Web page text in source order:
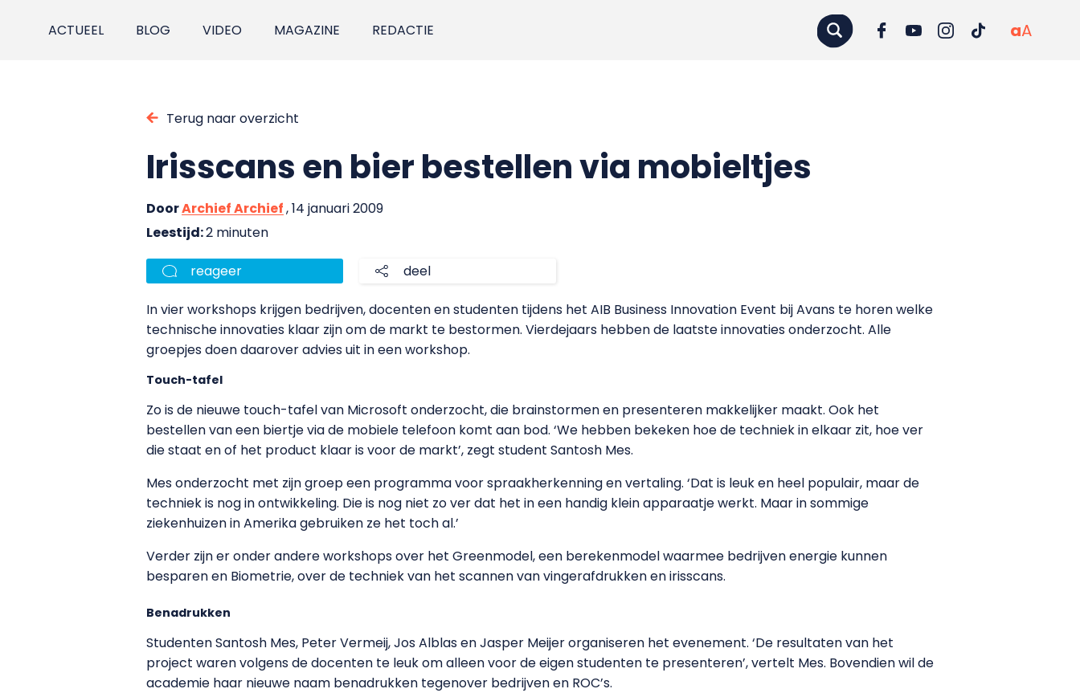
ACTUEEL BLOG VIDEO MAGAZINE REDACTIE aA
Terug naar overzicht
Irisscans en bier bestellen via mobieltjes
DoorArchief Archief, 14 januari 2009
Leestijd:2 minuten
reageer deel
In vier workshops krijgen bedrijven, docenten en studenten tijdens het AIB Business Innovation Event bij Avans te horen welke
technische innovaties klaar zijn om de markt te bestormen. Vierdejaars hebben de laatste innovaties onderzocht. Alle
groepjes doen daarover advies uit in een workshop.
Touch-tafel
Zo is de nieuwe touch-tafel van Microsoft onderzocht, die brainstormen en presenteren makkelijker maakt. Ook het
bestellen van een biertje via de mobiele telefoon komt aan bod. ‘We hebben bekeken hoe de techniek in elkaar zit, hoe ver
die staat en of het product klaar is voor de markt’, zegt student Santosh Mes.
Mes onderzocht met zijn groep een programma voor spraakherkenning en vertaling. ‘Dat is leuk en heel populair, maar de
techniek is nog in ontwikkeling. Die is nog niet zo ver dat het in een handig klein apparaatje werkt. Maar in sommige
ziekenhuizen in Amerika gebruiken ze het toch al.’
Verder zijn er onder andere workshops over het Greenmodel, een berekenmodel waarmee bedrijven energie kunnen
besparen en Biometrie, over de techniek van het scannen van vingerafdrukken en irisscans.
Benadrukken
Studenten Santosh Mes, Peter Vermeij, Jos Alblas en Jasper Meijer organiseren het evenement. ‘De resultaten van het
project waren volgens de docenten te leuk om alleen voor de eigen studenten te presenteren’, vertelt Mes. Bovendien wil de
academie haar nieuwe naam benadrukken tegenover bedrijven en ROC’s.